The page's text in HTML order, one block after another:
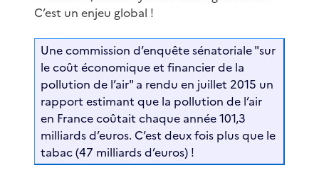
C’est un enjeu global !
Une commission d’enquête sénatoriale "sur
le coût économique et financier de la
pollution de l’air" a rendu en juillet 2015 un
rapport estimant que la pollution de l’air
en France coûtait chaque année 101,3
milliards d’euros. C’est deux fois plus que le
tabac (47 milliards d’euros) !